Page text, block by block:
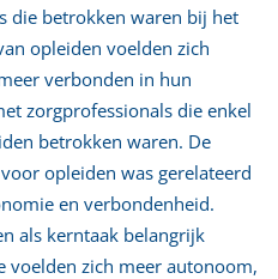
die betrokken waren bij het
opleiden voelden zich
verbonden in hun
zorgprofessionals die enkel
betrokken waren. De
opleiden was gerelateerd
en verbondenheid.
als kerntaak belangrijk
zich meer autonoom,